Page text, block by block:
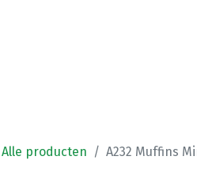
Alle producten A232 Muffins